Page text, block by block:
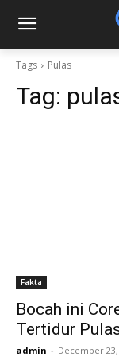
Tags Pulas
Tag:
Fakta
Bocah ini
Tertidur
admin - December 23,